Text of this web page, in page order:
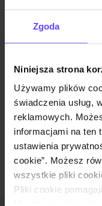
Zgoda
Niniejsza strona
Używamy plików
świadczenia usług,
reklamowych.
informacjami na ten
ustawienia
cookie”. Możesz
wszystkie pliki
Pliki cookie
Opis produktu
Skład
Opinie